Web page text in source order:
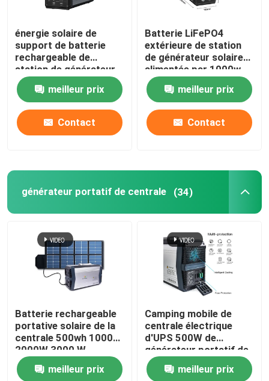
énergie solaire de
support de batterie
rechargeable de
station de générateur
du panneau 1500W
portatifmeilleur prix
Contact
Batterie LiFePO4
extérieure de station
de générateur solaire
alimentée par 1000w
meilleur prix
Contact
générateur portatif de centrale (34)
Batterie rechargeable
portative solaire de la
centrale 500wh 1000W
2000W 3000 W
meilleur prix
Camping mobile de
centrale électrique
d'UPS 500W de
générateur portatif de
centrale avec la sortie
à C.A. de C.C d'USB
meilleur prix